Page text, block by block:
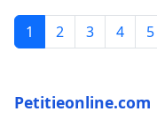
1 2 3 4 5
Petitieonline.com